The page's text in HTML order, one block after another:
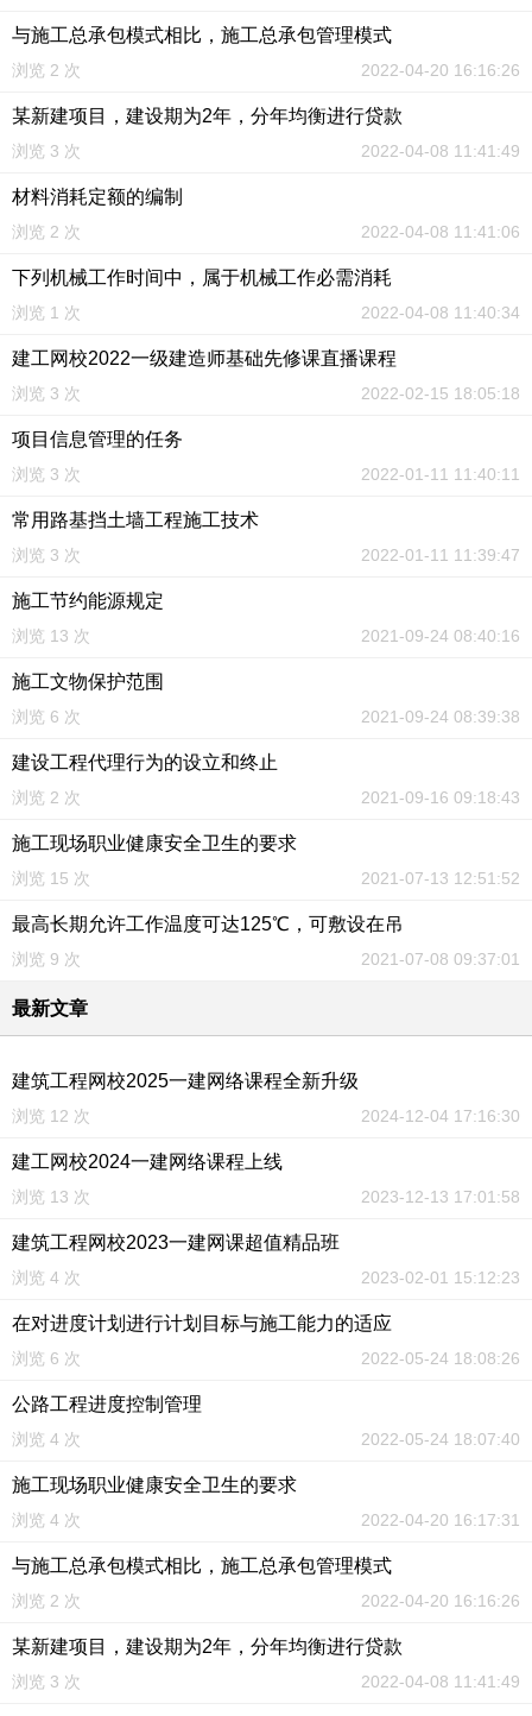
与施工总承包模式相比，施工总承包管理模式
浏览 2 次 2022-04-20 16:16:26
某新建项目，建设期为2年，分年均衡进行贷款
浏览 3 次 2022-04-08 11:41:49
材料消耗定额的编制
浏览 2 次 2022-04-08 11:41:06
下列机械工作时间中，属于机械工作必需消耗
浏览 1 次 2022-04-08 11:40:34
建工网校2022一级建造师基础先修课直播课程
浏览 3 次 2022-02-15 18:05:18
项目信息管理的任务
浏览 3 次 2022-01-11 11:40:11
常用路基挡土墙工程施工技术
浏览 3 次 2022-01-11 11:39:47
施工节约能源规定
浏览 13 次 2021-09-24 08:40:16
施工文物保护范围
浏览 6 次 2021-09-24 08:39:38
建设工程代理行为的设立和终止
浏览 2 次 2021-09-16 09:18:43
施工现场职业健康安全卫生的要求
浏览 15 次 2021-07-13 12:51:52
最高长期允许工作温度可达125℃，可敷设在吊
浏览 9 次 2021-07-08 09:37:01
最新文章
建筑工程网校2025一建网络课程全新升级
浏览 12 次 2024-12-04 17:16:30
建工网校2024一建网络课程上线
浏览 13 次 2023-12-13 17:01:58
建筑工程网校2023一建网课超值精品班
浏览 4 次 2023-02-01 15:12:23
在对进度计划进行计划目标与施工能力的适应
浏览 6 次 2022-05-24 18:08:26
公路工程进度控制管理
浏览 4 次 2022-05-24 18:07:40
施工现场职业健康安全卫生的要求
浏览 4 次 2022-04-20 16:17:31
与施工总承包模式相比，施工总承包管理模式
浏览 2 次 2022-04-20 16:16:26
某新建项目，建设期为2年，分年均衡进行贷款
浏览 3 次 2022-04-08 11:41:49